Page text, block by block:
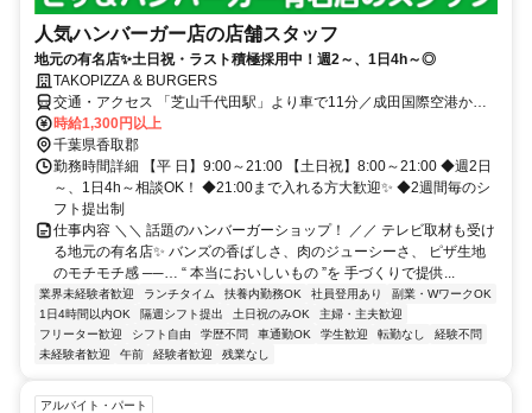
人気ハンバーガー店の店舗スタッフ
地元の有名店✨土日祝・ラスト積極採用中！週2～、1日4h～◎
TAKOPIZZA & BURGERS
交通・アクセス 「芝山千代田駅」より車で11分／成田国際空港から
車で10分／成田ICから車で20分
時給1,300円以上
千葉県香取郡
勤務時間詳細 【平 日】9:00～21:00 【土日祝】8:00～21:00 ◆週2日
～、1日4h～相談OK！ ◆21:00まで入れる方大歓迎✨ ◆2週間毎のシ
フト提出制
仕事内容 ＼＼ 話題のハンバーガーショップ！ ／／ テレビ取材も受け
る地元の有名店✨ バンズの香ばしさ、肉のジューシーさ、 ピザ生地
のモチモチ感 ──… “ 本当においしいもの ”を 手づくりで提供...
業界未経験者歓迎 ランチタイム 扶養内勤務OK 社員登用あり
副業・WワークOK
1日4時間以内OK
隔週シフト提出 土日祝のみOK
主婦・主夫歓迎
フリーター歓迎
シフト自由 学歴不問 車通勤OK 学生歓迎 転勤なし
経験不問
未経験者歓迎
午前 経験者歓迎 残業なし
アルバイト・パート